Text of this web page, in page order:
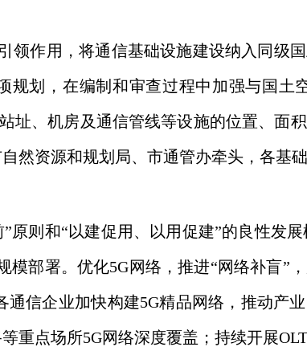
作用，将通信基础设施建设纳入同级
规划，在编制和审查过程中加强与国土
址、机房及通信管线等设施的位置、面
然资源和规划局、市通管办牵头，各基
则和“以建促用、以用促建”的良性发展
模部署。优化5G网络，推进“网络补盲”
信企业加快构建5G精品网络，推动产业
重点场所5G网络深度覆盖；持续开展